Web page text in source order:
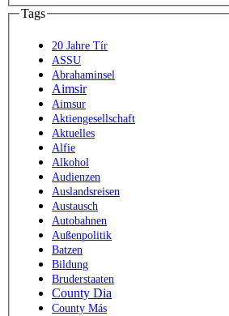
Tags
20 Jahre Tír
ASSU
Abrahaminsel
Aimsir
Aimsur
Aktiengesellschaft
Aktuelles
Alfie
Alkohol
Audienzen
Auslandsreisen
Austausch
Autobahnen
Außenpolitik
Batzen
Bildung
Bruderstaaten
County Dia
County Más